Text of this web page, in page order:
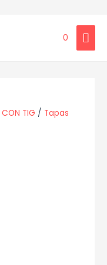
0
CON TIG / Tapas